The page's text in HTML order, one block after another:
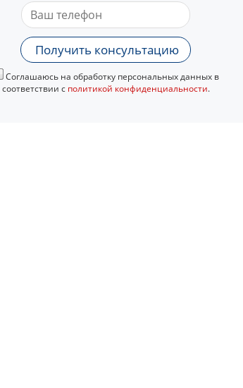
Получить консультацию
Соглашаюсь на обработку персональных данных в
соответствии с политикой конфиденциальности.